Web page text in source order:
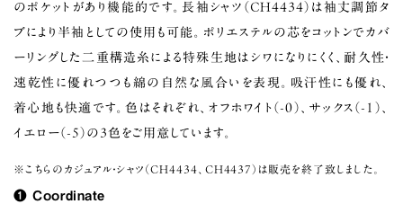
のポケットがあり機能的です。長袖シャツ（CH4434）は袖丈調節タ
ブにより半袖としての使用も可能。ポリエステルの芯をコットンでカバ
ーリングした二重構造糸による特殊生地はシワになりにくく、耐久性・
速乾性に優れつつも綿の自然な風合いを表現。吸汗性にも優れ、
着心地も快適です。色はそれぞれ、オフホワイト（-0）、サックス（-1）、
イエロー（-5）の3色をご用意しています。
※こちらのカジュアル・シャツ（CH4434、CH4437）は販売を終了致しました。
❶ Coordinate